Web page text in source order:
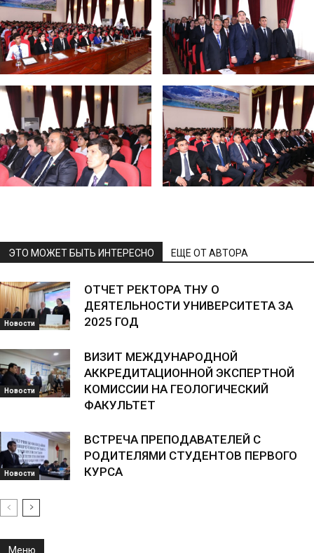
ЭТО МОЖЕТ БЫТЬ ИНТЕРЕСНО ЕЩЕ ОТ АВТОРА
Новости
ОТЧЕТ РЕКТОРА ТНУ О
ДЕЯТЕЛЬНОСТИ УНИВЕРСИТЕТА ЗА
2025 ГОД
Новости
ВИЗИТ МЕЖДУНАРОДНОЙ
АККРЕДИТАЦИОННОЙ ЭКСПЕРТНОЙ
КОМИССИИ НА ГЕОЛОГИЧЕСКИЙ
ФАКУЛЬТЕТ
Новости
ВСТРЕЧА ПРЕПОДАВАТЕЛЕЙ С
РОДИТЕЛЯМИ СТУДЕНТОВ ПЕРВОГО
КУРСА
Меню